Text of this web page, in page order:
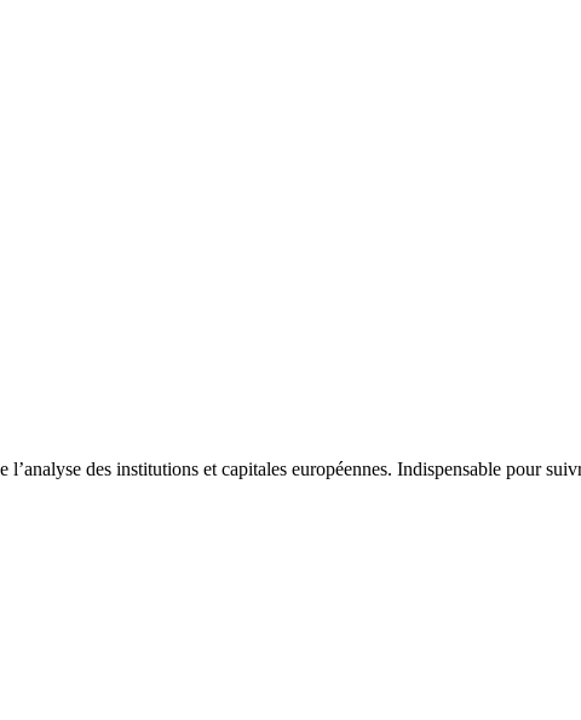
des institutions et capitales européennes. Indispensable pour